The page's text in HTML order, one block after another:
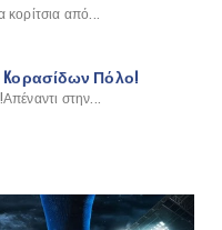
από...
Kορασίδων Πόλο!
στην...